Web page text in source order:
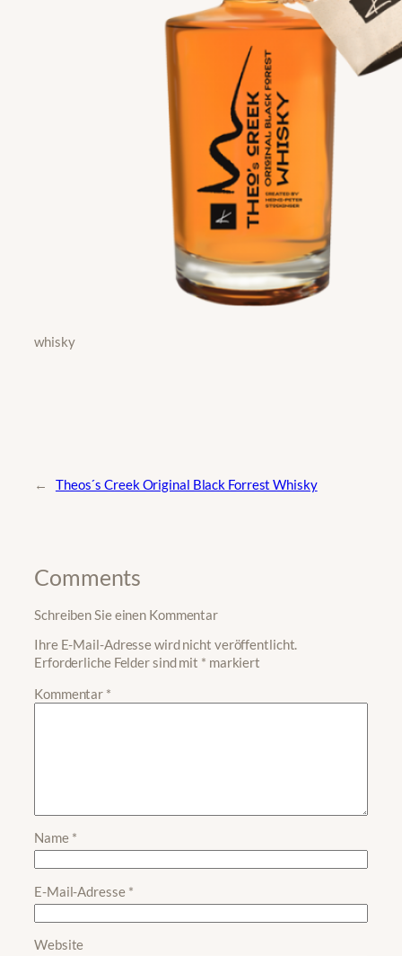
whisky
← Theos´s Creek Original Black Forrest Whisky
Comments
Schreiben Sie einen Kommentar
Ihre E-Mail-Adresse wird nicht veröffentlicht.
Erforderliche Felder sind mit * markiert
Kommentar *
Name *
E-Mail-Adresse *
Website